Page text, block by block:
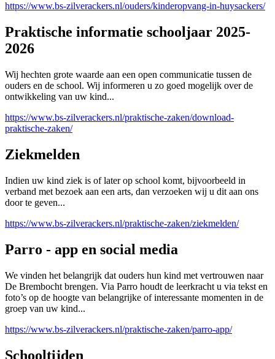
https://www.bs-zilverackers.nl/ouders/kinderopvang-in-huysackers/
Praktische informatie schooljaar 2025-
2026
Wij hechten grote waarde aan een open communicatie tussen de
ouders en de school. Wij informeren u zo goed mogelijk over de
ontwikkeling van uw kind...
https://www.bs-zilverackers.nl/praktische-zaken/download-
praktische-zaken/
Ziekmelden
Indien uw kind ziek is of later op school komt, bijvoorbeeld in
verband met bezoek aan een arts, dan verzoeken wij u dit aan ons
door te geven...
https://www.bs-zilverackers.nl/praktische-zaken/ziekmelden/
Parro - app en social media
We vinden het belangrijk dat ouders hun kind met vertrouwen naar
De Brembocht brengen. Via Parro houdt de leerkracht u via tekst en
foto’s op de hoogte van belangrijke of interessante momenten in de
groep van uw kind...
https://www.bs-zilverackers.nl/praktische-zaken/parro-app/
Schooltijden